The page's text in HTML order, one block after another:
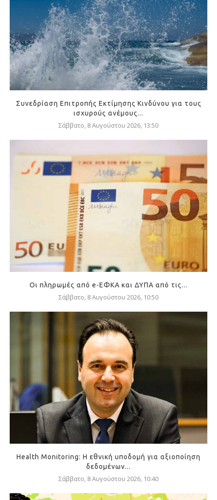
Συνεδρίαση Επιτροπής Εκτίμησης Κινδύνου για τους
ισχυρούς ανέμους...
Σάββατο, 8 Αυγούστου 2026, 13:50
Οι πληρωμές από e-ΕΦΚΑ και ΔΥΠΑ από τις...
Σάββατο, 8 Αυγούστου 2026, 10:50
Health Monitoring: Η εθνική υποδομή για αξιοποίηση
δεδομένων...
Σάββατο, 8 Αυγούστου 2026, 10:40